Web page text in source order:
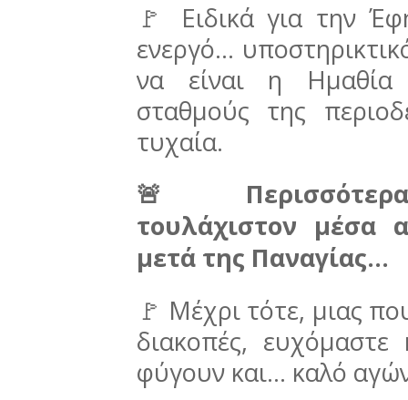
🚩 Ειδικά για την
ενεργό...
να είναι η Ημαθία
σταθμούς της
τυχαία.
🚨
τουλάχιστον
μετά της Παναγίας…
🚩 Μέχρι τότε, μιας
διακοπές,
φύγουν και… καλό